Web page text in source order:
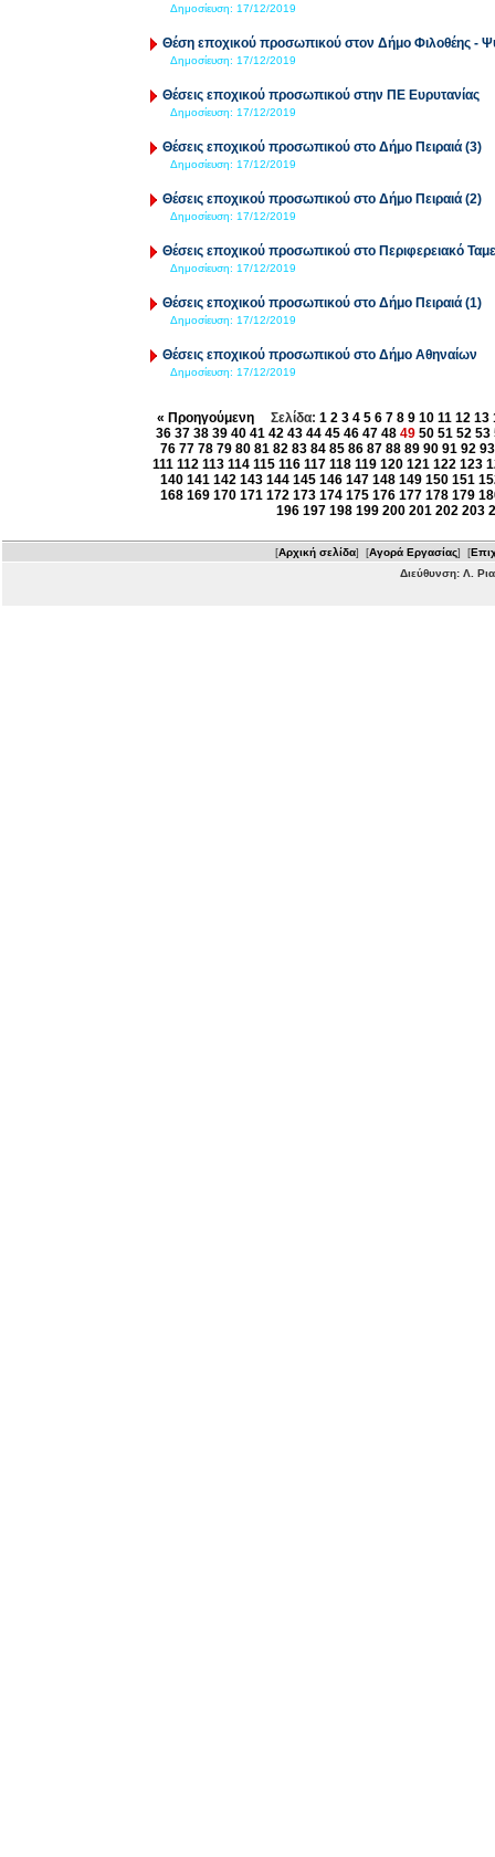
Δημοσίευση: 17/12/2019
Θέση εποχικού προσωπικού στον Δήμο Φιλοθέης -
Δημοσίευση: 17/12/2019
Θέσεις εποχικού προσωπικού στην ΠΕ Ευρυτανίας
Δημοσίευση: 17/12/2019
Θέσεις εποχικού προσωπικού στο Δήμο Πειραιά (3)
Δημοσίευση: 17/12/2019
Θέσεις εποχικού προσωπικού στο Δήμο Πειραιά (2)
Δημοσίευση: 17/12/2019
Θέσεις εποχικού προσωπικού στο Περιφερειακό
Δημοσίευση: 17/12/2019
Θέσεις εποχικού προσωπικού στο Δήμο Πειραιά (1)
Δημοσίευση: 17/12/2019
Θέσεις εποχικού προσωπικού στο Δήμο Αθηναίων
Δημοσίευση: 17/12/2019
« ΠροηγούμενηΣελίδα: 1 2 3 4 5 6 7 8 9 10 11 12 13
36 37 38 39 40 41 42 43 44 45 46 47 48 49 50 51 52 53
76 77 78 79 80 81 82 83 84 85 86 87 88 89 90 91 92 93
111 112 113 114 115 116 117 118 119 120 121 122 123
140 141 142 143 144 145 146 147 148 149 150 151
168 169 170 171 172 173 174 175 176 177 178 179
196 197 198 199 200 201 202 203
[Αρχική σελίδα] [Αγορά Εργασίας] [
Διεύθυνση: Λ.